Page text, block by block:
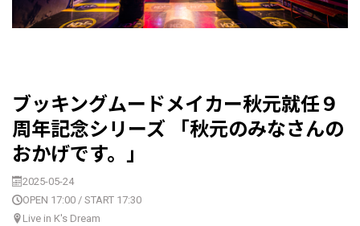
ブッキングムードメイカー秋元就任９
周年記念シリーズ 「秋元のみなさんの
おかげです。」
2025-05-24
OPEN 17:00 / START 17:30
Live in K's Dream